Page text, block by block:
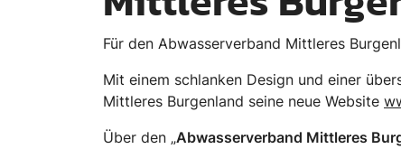
Für den Abwasserverband Mittleres
Mit einem schlanken Design und einer
Mittleres Burgenland seine neue Website
Über den „Abwasserverband Mittleres